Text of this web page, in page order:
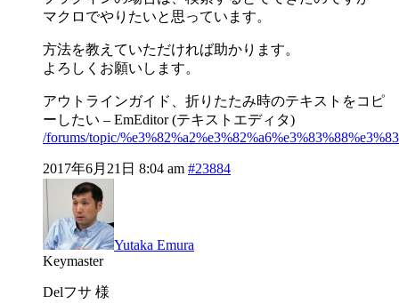
マクロでやりたいと思っています。
方法を教えていただければ助かります。
よろしくお願いします。
アウトラインガイド、折りたたみ時のテキストをコピ
ーしたい – EmEditor (テキストエディタ)
/forums/topic/
2017年6月21日 8:04 am #23884
Yutaka Emura
Keymaster
Delフサ 様